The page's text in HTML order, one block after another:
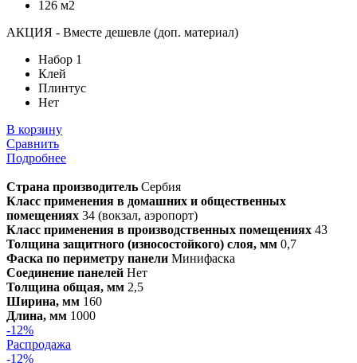
126 м2
АКЦИЯ - Вместе дешевле (доп. материал)
Набор 1
Клей
Плинтус
Нет
В корзину
Сравнить
Подробнее
Страна производитель Сербия
Класс применения в домашних и общественных
помещениях 34 (вокзал, аэропорт)
Класс применения в производственных помещениях 43
Толщина защитного (износостойкого) слоя, мм 0,7
Фаска по периметру панели Минифаска
Соединение панелей Нет
Толщина общая, мм 2,5
Ширина, мм 160
Длина, мм 1000
-12%
Распродажа
-12%